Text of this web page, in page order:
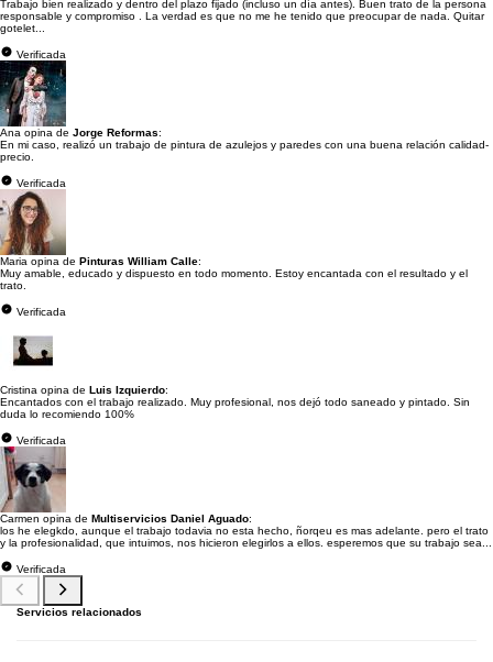
Trabajo bien realizado y dentro del plazo fijado (incluso un día antes). Buen trato de la persona
responsable y compromiso . La verdad es que no me he tenido que preocupar de nada. Quitar
gotelet...
Verificada
Ana opina de Jorge Reformas:
En mi caso, realizó un trabajo de pintura de azulejos y paredes con una buena relación calidad-
precio.
Verificada
Maria opina de Pinturas William Calle:
Muy amable, educado y dispuesto en todo momento. Estoy encantada con el resultado y el
trato.
Verificada
Cristina opina de Luis Izquierdo:
Encantados con el trabajo realizado. Muy profesional, nos dejó todo saneado y pintado. Sin
duda lo recomiendo 100%
Verificada
Carmen opina de Multiservicios Daniel Aguado:
los he elegkdo, aunque el trabajo todavia no esta hecho, ñorqeu es mas adelante. pero el trato
y la profesionalidad, que intuimos, nos hicieron elegirlos a ellos. esperemos que su trabajo sea...
Verificada
Servicios relacionados